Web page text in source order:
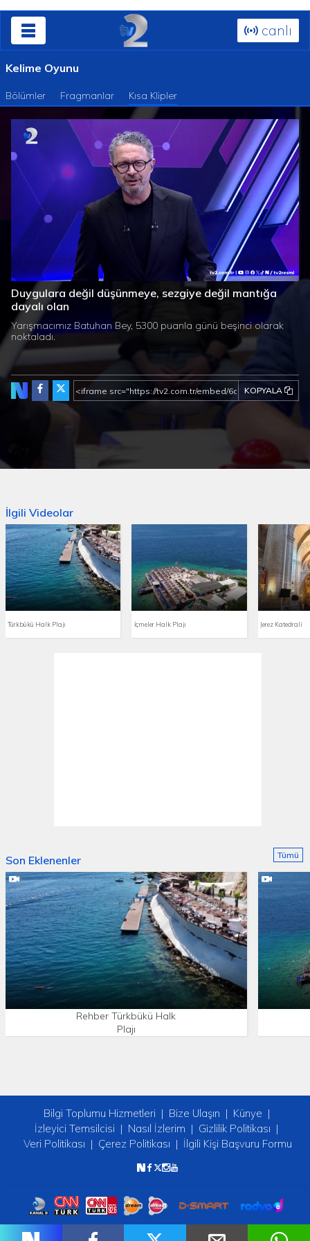
canlı
Kelime Oyunu
Bölümler Fragmanlar Kısa Klipler
Süre /
Süre
Duygulara değil düşünmeye, sezgiye değil mantığa
dayalı olan
Yarışmacımız Batuhan Bey, 5300 puanla günü beşinci olarak
noktaladı.
KOPYALA
İlgili Videolar
Türkbükü Halk Plajı İçmeler Halk Plajı Jerez Katedrali
Son Eklenenler
Rehber Türkbükü Halk
Plajı
Tümü
Bilgi Toplumu Hizmetleri Bize Ulaşın
Künye
İzleyici Temsilcisi
Nasıl İzlerim
Gizlilik Politikası
Veri Politikası
Çerez Politikası İlgili Kişi Başvuru Formu